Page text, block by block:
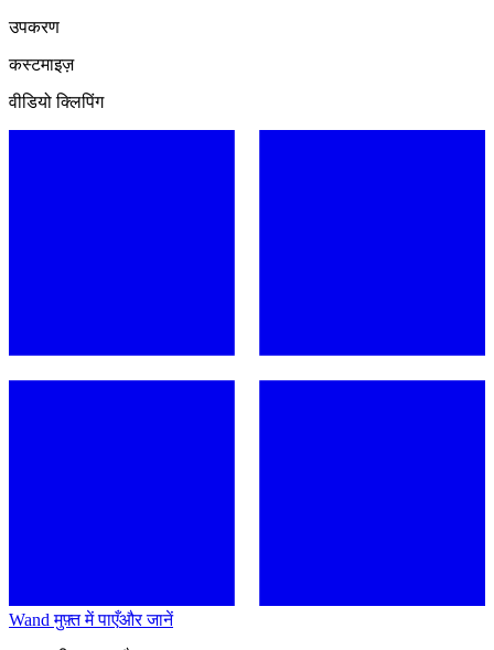
उपकरण
कस्टमाइज़
वीडियो क्लिपिंग
Wand मुफ़्त में पाएँऔर जानें